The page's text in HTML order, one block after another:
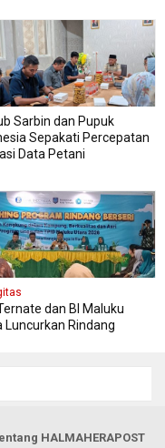
Sarbin dan Pupuk
Sepakati Percepatan
Data Petani
dan BI Maluku
Luncurkan Rindang
HALMAHERAPOST